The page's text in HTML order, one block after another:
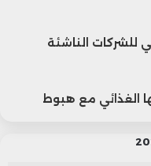
للشركات الناشئة
الغذائي مع هبوط